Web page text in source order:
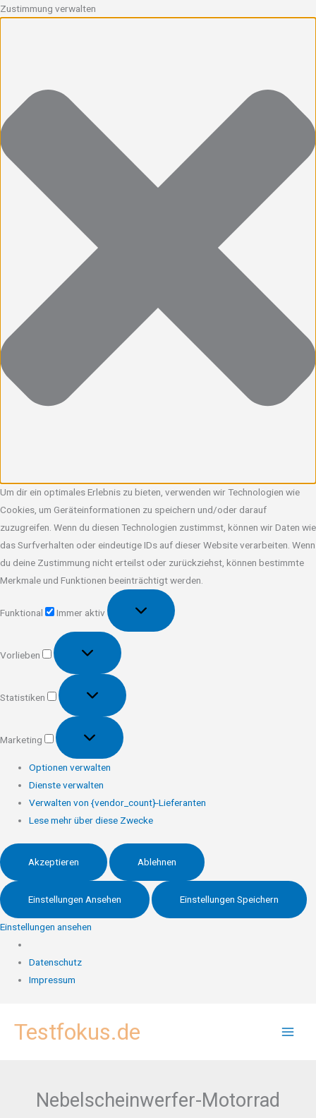
Zustimmung verwalten
Um dir ein optimales Erlebnis zu bieten, verwenden wir Technologien wie
Cookies, um Geräteinformationen zu speichern und/oder darauf
zuzugreifen. Wenn du diesen Technologien zustimmst, können wir Daten wie
das Surfverhalten oder eindeutige IDs auf dieser Website verarbeiten. Wenn
du deine Zustimmung nicht erteilst oder zurückziehst, können bestimmte
Merkmale und Funktionen beeinträchtigt werden.
Funktional
Immer aktiv
Vorlieben
Vorlieben
Statistiken
Statistiken
Marketing
Marketing
Optionen verwalten
Dienste verwalten
Verwalten von {vendor_count}-Lieferanten
Lese mehr über diese Zwecke
Akzeptieren Ablehnen
Einstellungen Ansehen Einstellungen Speichern
Einstellungen ansehen
Datenschutz
Impressum
InhaltTestfokus.de
Nebelscheinwerfer-Motorrad